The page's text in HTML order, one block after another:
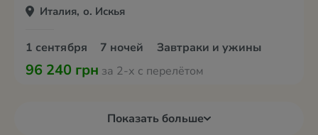
Италия, о. Искья
1 сентября 7 ночей Завтраки и ужины
96 240 грн за 2-х с перелётом
Показать больше